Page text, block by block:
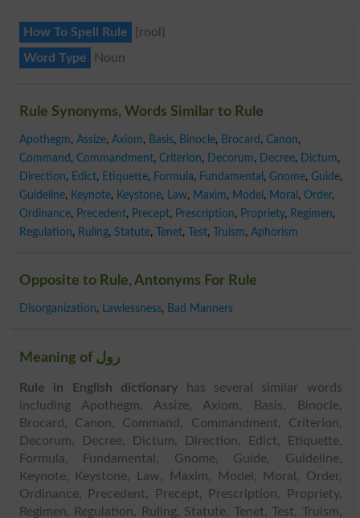
How To Spell Rule
{rool}
Word Type
Noun
Rule Synonyms, Words Similar to Rule
Apothegm, Assize, Axiom, Basis, Binocle, Brocard , Canon,
Command , Commandment, Criterion, Decorum, Decree, Dictum,
Direction, Edict, Etiquette, Formula, Fundamental , Gnome, Guide,
Guideline, Keynote, Keystone, Law, Maxim, Model , Moral , Order,
Ordinance, Precedent, Precept, Prescription, Propriety, Regimen,
Regulation, Ruling, Statute, Tenet, Test, Truism, Aphorism
Opposite to Rule, Antonyms For Rule
Disorganization, Lawlessness, Bad Manners
Meaning of رول
Rule in English dictionary has several similar words
including Apothegm, Assize, Axiom, Basis, Binocle,
Brocard, Canon, Command, Commandment, Criterion,
Decorum, Decree, Dictum, Direction, Edict, Etiquette,
Formula, Fundamental, Gnome, Guide, Guideline,
Keynote, Keystone, Law, Maxim, Model, Moral, Order,
Ordinance, Precedent, Precept, Prescription, Propriety,
Regimen, Regulation, Ruling, Statute, Tenet, Test, Truism,